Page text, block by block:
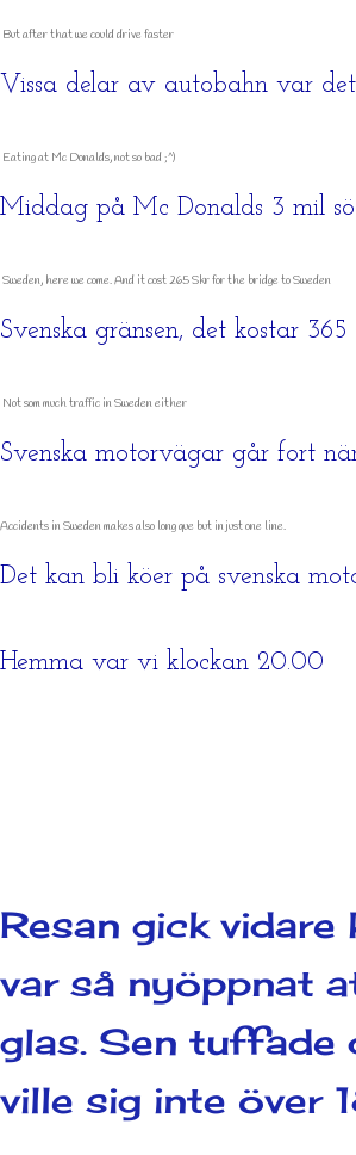
But after that we could drive faster
Vissa delar av autobahn var
Eating at Mc Donalds, not so bad ;^)
Middag på Mc Donalds 3 mil
Sweden, here we come. And it cost 265 Skr for the bridge to Sweden
Svenska gränsen, det kostar
Not som much traffic in Sweden either
Svenska motorvägar går fort
Accidents in Sweden makes also long que but in just one line.
Det kan bli köer på svenska
Hemma var vi klockan 20.00
Resan gick
var så nyöppnat
glas. Sen tuffade
ville sig inte över